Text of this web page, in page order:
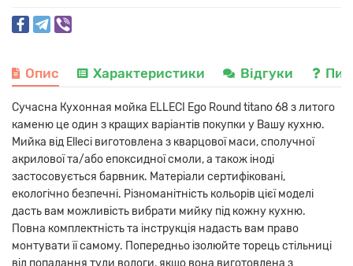
Опис Характеристики Відгуки
Сучасна Кухонная мойка ELLECI Ego Round titano 68 з литого
каменю це один з кращих варіантів покупки у Вашу кухню.
Мийка від Elleci виготовлена з кварцової маси, сполучної
акрилової та/або епоксидної смоли, а також іноді
застосовується барвник. Матеріали сертифіковані,
екологічно безпечні. Різноманітність кольорів цієї моделі
дасть вам можливість вибрати мийку під кожну кухню.
Повна комплектність та інструкція надасть вам право
монтувати її самому. Попередньо ізолюйте торець стільниці